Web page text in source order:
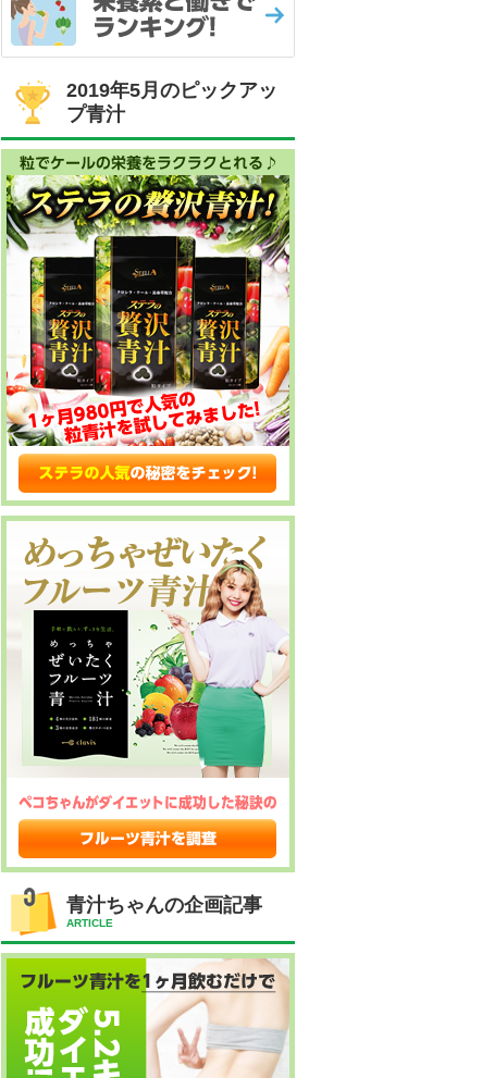
2019年5月のピックアッ
プ青汁
青汁ちゃんの企画記事
ARTICLE